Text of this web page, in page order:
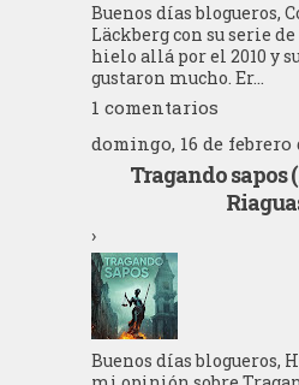
Buenos días blogueros,
Läckberg con su serie
hielo allá por el 2010 y
gustaron mucho. Er...
1 comentarios
domingo, 16 de febrero
Tragando sapos
›
Buenos días blogueros,